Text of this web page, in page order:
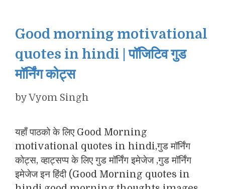
Good morning motivational
quotes in hindi | पॉजिटिव गुड
मॉर्निंग कोट्स
byVyom Singh
यहाँ पाठको के लिए Good Morning
motivational quotes in hindi,गुड मॉर्निंग
कोट्स, व्हाट्सप्प के लिए गुड मॉर्निंग इमेजेज ,गुड मॉर्निंग
इमेजेज इन हिंदी (Good Morning quotes in